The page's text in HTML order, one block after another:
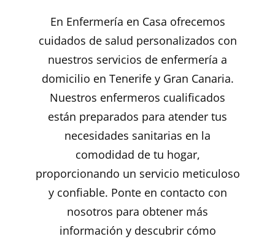
En Enfermería en Casa ofrecemos
cuidados de salud personalizados con
nuestros servicios de enfermería a
domicilio en Tenerife y Gran Canaria.
Nuestros enfermeros cualificados
están preparados para atender tus
necesidades sanitarias en la
comodidad de tu hogar,
proporcionando un servicio meticuloso
y confiable. Ponte en contacto con
nosotros para obtener más
información y descubrir cómo